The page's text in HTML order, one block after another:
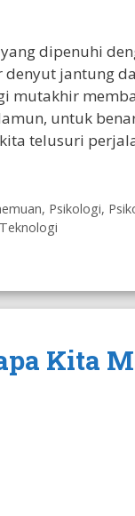
dipenuhi
jantung
mutakhir
untuk
telusuri
, Psikologi,
Teknologi
Kita